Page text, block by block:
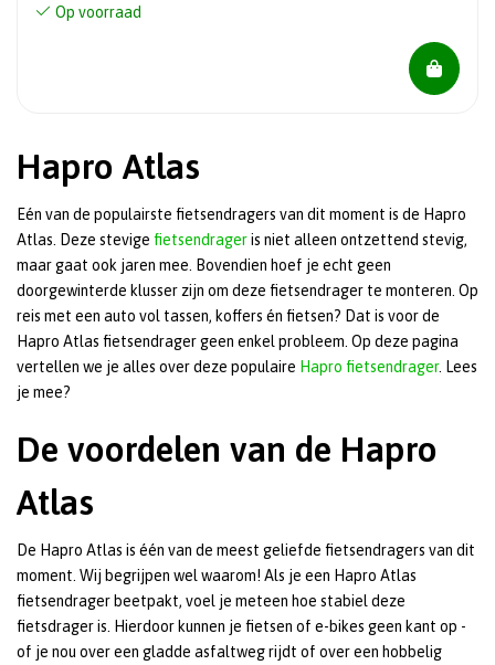
Op voorraad
Hapro Atlas
Eén van de populairste fietsendragers van dit moment is de Hapro
Atlas. Deze stevige fietsendrageris niet alleen ontzettend stevig,
maar gaat ook jaren mee. Bovendien hoef je echt geen
doorgewinterde klusser zijn om deze fietsendrager te monteren. Op
reis met een auto vol tassen, koffers én fietsen? Dat is voor de
Hapro Atlas fietsendrager geen enkel probleem. Op deze pagina
vertellen we je alles over deze populaire Hapro fietsendrager. Lees
je mee?
De voordelen van de Hapro
Atlas
De Hapro Atlas is één van de meest geliefde fietsendragers van dit
moment. Wij begrijpen wel waarom! Als je een Hapro Atlas
fietsendrager beetpakt, voel je meteen hoe stabiel deze
fietsdrager is. Hierdoor kunnen je fietsen of e-bikes geen kant op -
of je nou over een gladde asfaltweg rijdt of over een hobbelig